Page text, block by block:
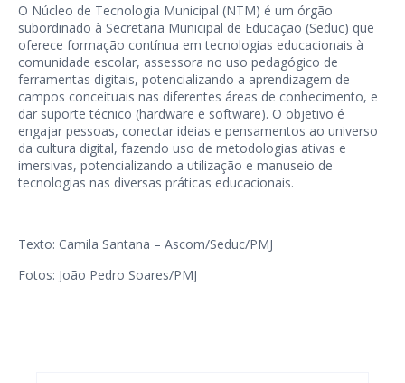
O Núcleo de Tecnologia Municipal (NTM) é um órgão
subordinado à Secretaria Municipal de Educação (Seduc) que
oferece formação contínua em tecnologias educacionais à
comunidade escolar, assessora no uso pedagógico de
ferramentas digitais, potencializando a aprendizagem de
campos conceituais nas diferentes áreas de conhecimento, e
dar suporte técnico (hardware e software). O objetivo é
engajar pessoas, conectar ideias e pensamentos ao universo
da cultura digital, fazendo uso de metodologias ativas e
imersivas, potencializando a utilização e manuseio de
tecnologias nas diversas práticas educacionais.
–
Texto: Camila Santana – Ascom/Seduc/PMJ
Fotos: João Pedro Soares/PMJ